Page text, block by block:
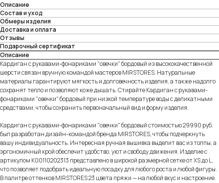
Описание
Состав и уход
Обмеры изделия
Доставка и оплата
Отзывы
Подарочный сертификат
Описание
Кардиган с рукавами-фонариками "овечки" бордовый из высококачественной
шерсти связан вручную командой мастеров MIRSTORES. Натуральные
материалы гарантируют мягкость и долговечность изделия, а также надолго
сохранят тепло и позволяют коже дышать. Стирайте Кардиган с рукавами-
фонариками "овечки" бордовый при низкой температуре воды с деликатными
средствами, чтобы сохранить первоначальный вид и форму изделия.
Кардиган с рукавами-фонариками "овечки" бордовый стоимостью 29990 руб.
был разработан дизайн-командой бренда MIRSTORES, чтобы подчеркнуть
вашу индивидуальность. Интересная ручная вышивка выделит вас из толпы, а
эргономичный крой обеспечит удобство, уют и свободу движения. Изделие с
артикулом K00110202313 представлено в широкой размерной сетке от XS до L,
что позволяет подобрать идеальную посадку для любого роста и любой фигуры.
В палитре оттенков MIRSTORES 23 цвета пряжи — на любой вкус и настроение.